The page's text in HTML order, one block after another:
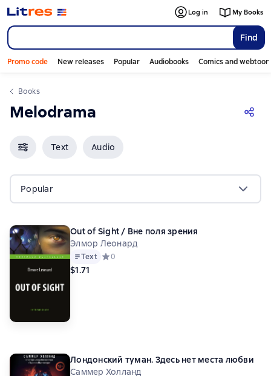
Find
Log in My Books
Promo code New releases Popular Audiobooks Comics and
Books
Melodrama
Text Audio
Popular
Out of Sight / Вне поля зрения
Элмор Леонард
Text Средний рейтинг 0 на основе 0 оценок
0
$1.71
Лондонский туман. Здесь нет места любви
Саммер Холланд